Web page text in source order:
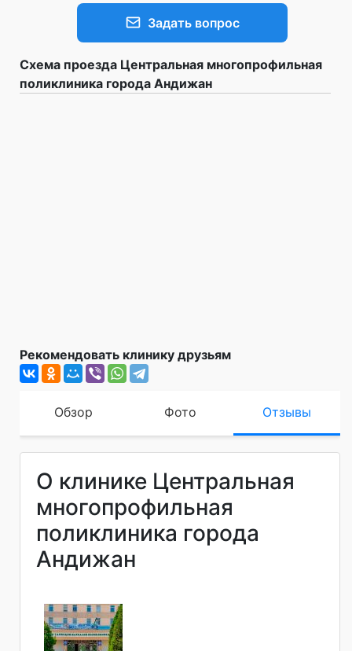
Задать вопрос
Схема проезда Центральная многопрофильная
поликлиника города Андижан
Рекомендовать клинику друзьям
Обзор Фото Отзывы
О клинике Центральная
многопрофильная
поликлиника города
Андижан